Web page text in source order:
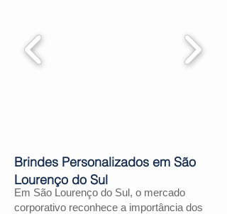
Em São Lourenço do Sul, o mercado
corporativo reconhece a importância dos
Brindes Personalizados em São
Lourenço do Sul